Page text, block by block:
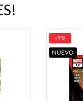
-5%
NUEVO